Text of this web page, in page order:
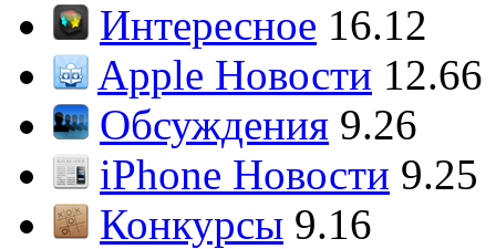
Интересное 16.12
Apple Новости 12.66
Обсуждения 9.26
iPhone Новости 9.25
Конкурсы 9.16